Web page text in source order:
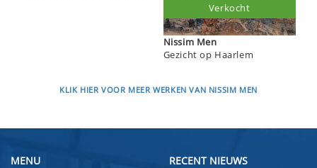
Nissim Men
Gezicht op Haarlem
Verkocht
KLIK HIER VOOR MEER WERKEN VAN NISSIM MEN
MENU RECENT NIEUWS